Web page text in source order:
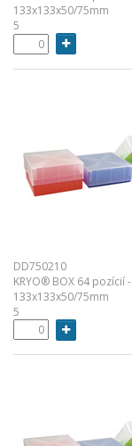
133x133x50/75mm
5
DD750210
KRYO® BOX 64
133x133x50/75mm
5